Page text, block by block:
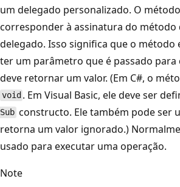
um delegado personalizado. O
corresponder à assinatura do método
delegado. Isso significa que o método
ter um parâmetro que é passado para
deve retornar um valor. (Em C#, o
void . Em Visual Basic, ele deve ser
Sub constructo. Ele também pode ser
retorna um valor ignorado.)
usado para executar uma operação.
Note